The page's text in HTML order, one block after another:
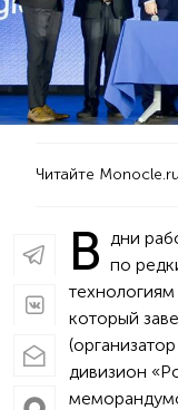
Читайте
В
дни
по
который
дивизион